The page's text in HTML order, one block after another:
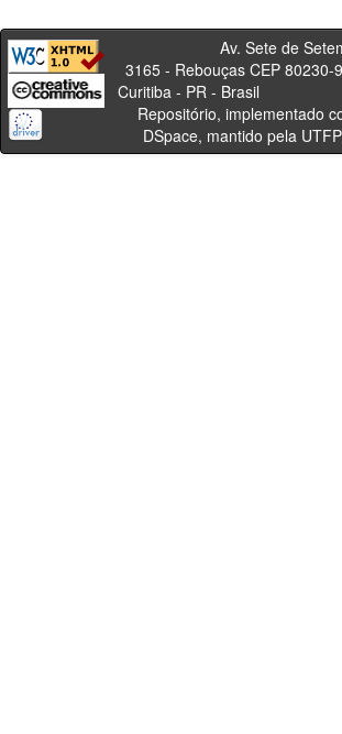
Av. Sete de
3165 - Rebouças CEP 80230-
Curitiba - PR -
Repositório, implementado
DSpace, mantido pela